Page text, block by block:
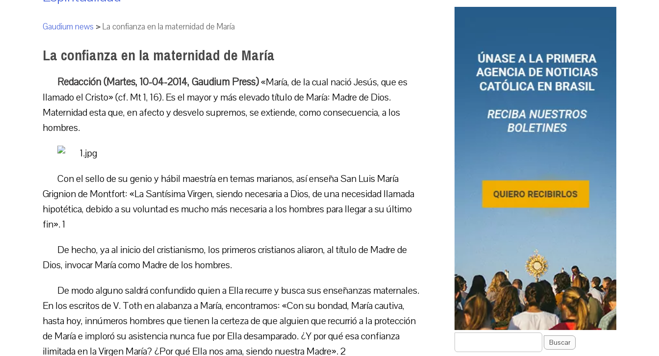
Gaudium news >La confianza en la maternidad de María
La confianza en la maternidad de María
Redacción (Martes, 10-04-2014, Gaudium Press)«María, de la cual nació Jesús, que es
llamado el Cristo» (cf. Mt 1, 16). Es el mayor y más elevado título de María: Madre de Dios.
Maternidad esta que, en afecto y desvelo supremos, se extiende, como consecuencia, a los
hombres.
Con el sello de su genio y hábil maestría en temas marianos, así enseña San Luis María
Grignion de Montfort: «La Santísima Virgen, siendo necesaria a Dios, de una necesidad llamada
hipotética, debido a su voluntad es mucho más necesaria a los hombres para llegar a su último
fin». 1
De hecho, ya al inicio del cristianismo, los primeros cristianos aliaron, al título de Madre de
Dios, invocar María como Madre de los hombres.
De modo alguno saldrá confundido quien a Ella recurre y busca sus enseñanzas maternales.
En los escritos de V. Toth en alabanza a María, encontramos: «Con su bondad, María cautiva,
hasta hoy, innúmeros hombres que tienen la certeza de que alguien que recurrió a la protección
de María e imploró su asistencia nunca fue por Ella desamparado. ¿Y por qué esa confianza
ilimitada en la Virgen María? ¿Por qué Ella nos ama, siendo nuestra Madre». 2
Buscar